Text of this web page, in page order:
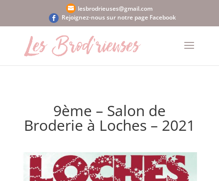
lesbrodrieuses@gmail.com
9ème – Salon de
Broderie à Loches – 2021